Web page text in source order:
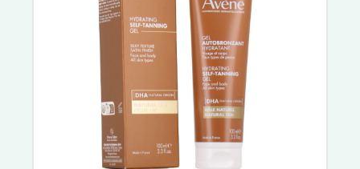
PiLeJe
Insudiet
Melioran
Phytobiane
Effik
Natalben
Adisphar
Laboratoire Lescuyer